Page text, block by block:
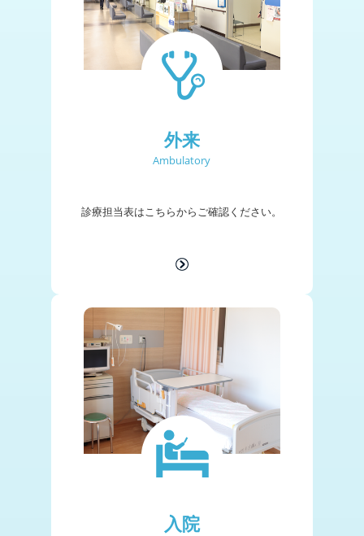
外来
Ambulatory
診療担当表はこちらからご確認ください。
入院